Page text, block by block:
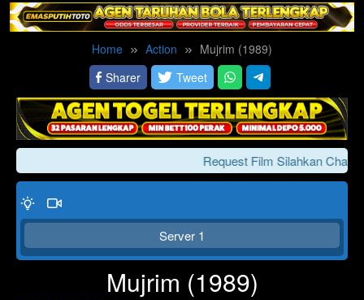
Home Action
Mujrim (1989)
Sharer
Tweet
Request Film Silahkan Chat
Server 1
Mujrim (1989)